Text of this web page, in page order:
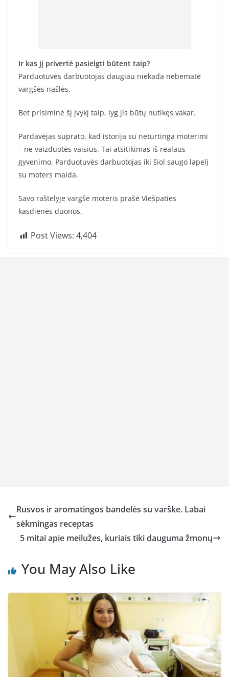
Ir kas jį privertė pasielgti būtent taip?
Parduotuvės darbuotojas daugiau niekada nebematė
vargšės našlės.
Bet prisiminė šį įvykį taip, lyg jis būtų nutikęs vakar.
Pardavėjas suprato, kad istorija su neturtinga moterimi
– ne vaizduotės vaisius. Tai atsitikimas iš realaus
gyvenimo. Parduotuvės darbuotojas iki šiol saugo lapelį
su moters malda.
Savo raštelyje vargšė moteris prašė Viešpaties
kasdienės duonos.
Post Views: 4,404
Rusvos ir aromatingos bandelės su varške. Labai
sėkmingas receptas
5 mitai apie meilužes, kuriais tiki dauguma žmonų
You May Also Like